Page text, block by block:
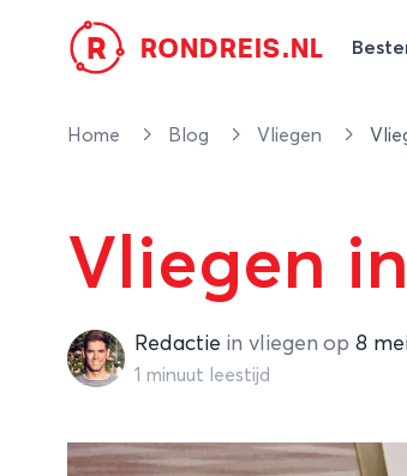
R RONDREIS.NL
Home Blog Vliegen
Vliegen
RedactieRedactie in vliegen op 8
1 minuut leestijd